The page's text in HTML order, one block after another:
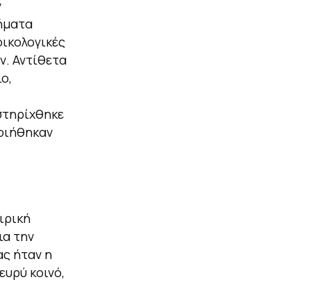
Αντίθετα
την
ήταν η
κοινό,